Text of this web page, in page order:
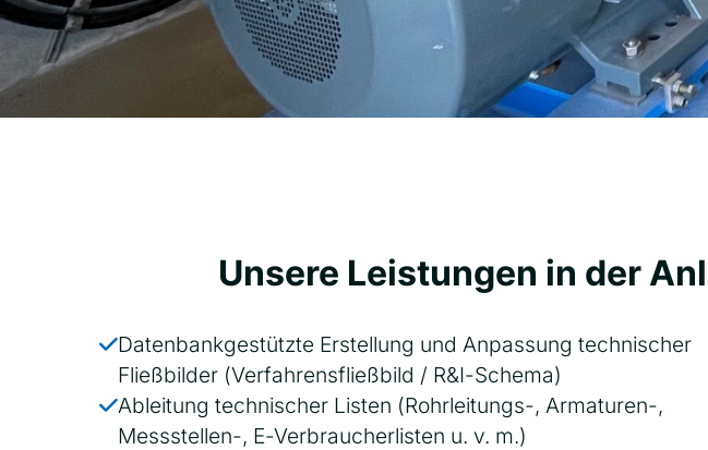
Unsere Leistungen in der
Datenbankgestützte Erstellung und Anpassung technischer
Fließbilder (Verfahrensfließbild / R&I-Schema)
Ableitung technischer Listen (Rohrleitungs-, Armaturen-,
Messstellen-, E-Verbraucherlisten u. v. m.)